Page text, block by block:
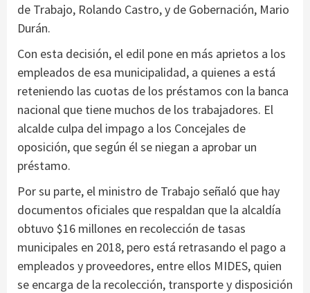
de Trabajo, Rolando Castro, y de Gobernación, Mario
Durán.
Con esta decisión, el edil pone en más aprietos a los
empleados de esa municipalidad, a quienes a está
reteniendo las cuotas de los préstamos con la banca
nacional que tiene muchos de los trabajadores. El
alcalde culpa del impago a los Concejales de
oposición, que según él se niegan a aprobar un
préstamo.
Por su parte, el ministro de Trabajo señaló que hay
documentos oficiales que respaldan que la alcaldía
obtuvo $16 millones en recolección de tasas
municipales en 2018, pero está retrasando el pago a
empleados y proveedores, entre ellos MIDES, quien
se encarga de la recolección, transporte y disposición